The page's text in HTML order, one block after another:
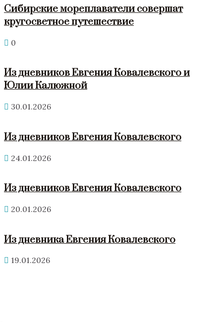
Сибирские мореплаватели совершат
кругосветное путешествие
0
Из дневников Евгения Ковалевского и
Юлии Калюжной
30.01.2026
Из дневников Евгения Ковалевского
24.01.2026
Из дневников Евгения Ковалевского
20.01.2026
Из дневника Евгения Ковалевского
19.01.2026